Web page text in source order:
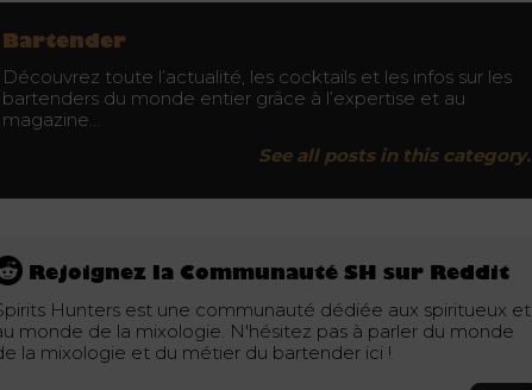
Bartender
Découvrez toute l’actualité, les cocktails et les infos sur les
bartenders du monde entier grâce à l’expertise et au
magazine…
See all posts in this category.
Rejoignez la Communauté SH sur Reddit
Hunters est une communauté dédiée aux spiritueux et
monde de la mixologie. N'hésitez pas à parler du monde
la mixologie et du métier du bartender ici !